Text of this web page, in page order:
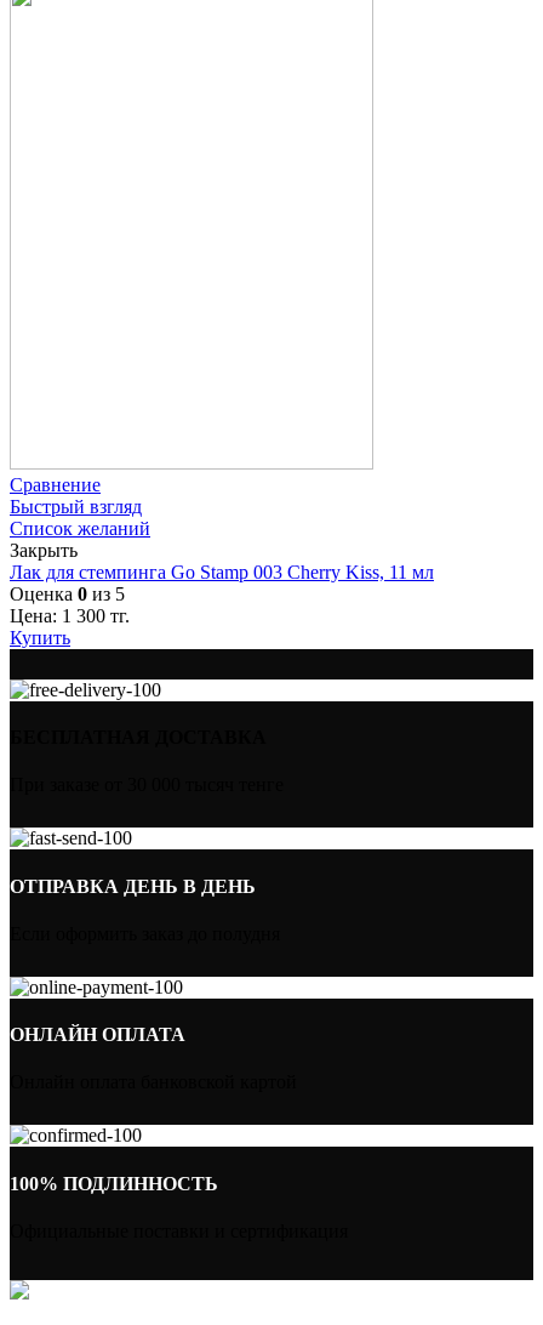
Сравнение
Быстрый взгляд
Список желаний
Закрыть
Лак для стемпинга Go Stamp 003 Cherry Kiss, 11 мл
Оценка 0 из 5
Цена: 1 300 тг.
Купить
ОТПРАВКА ДЕНЬ В ДЕНЬ
ОНЛАЙН ОПЛАТА
100% ПОДЛИННОСТЬ